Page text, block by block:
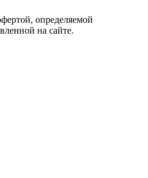
определяемой
на сайте.